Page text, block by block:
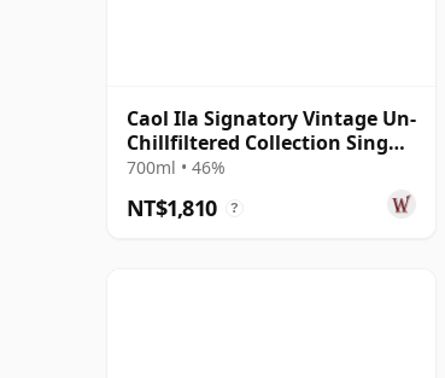
Caol Ila Signatory Vintage Un-
Chillfiltered Collection Sing
2016 10 年
700ml • 46%
NT$1,810 ?